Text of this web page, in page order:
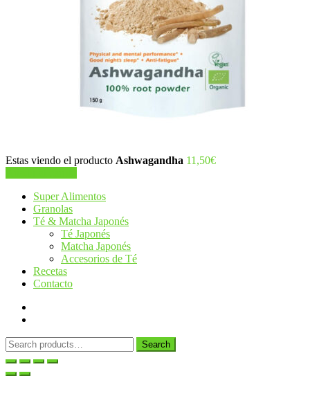
Estas viendo el producto Ashwagandha 11,50€
Super Alimentos
Granolas
Té & Matcha Japonés
Té Japonés
Matcha Japonés
Accesorios de Té
Recetas
Contacto
Search
for:
Search